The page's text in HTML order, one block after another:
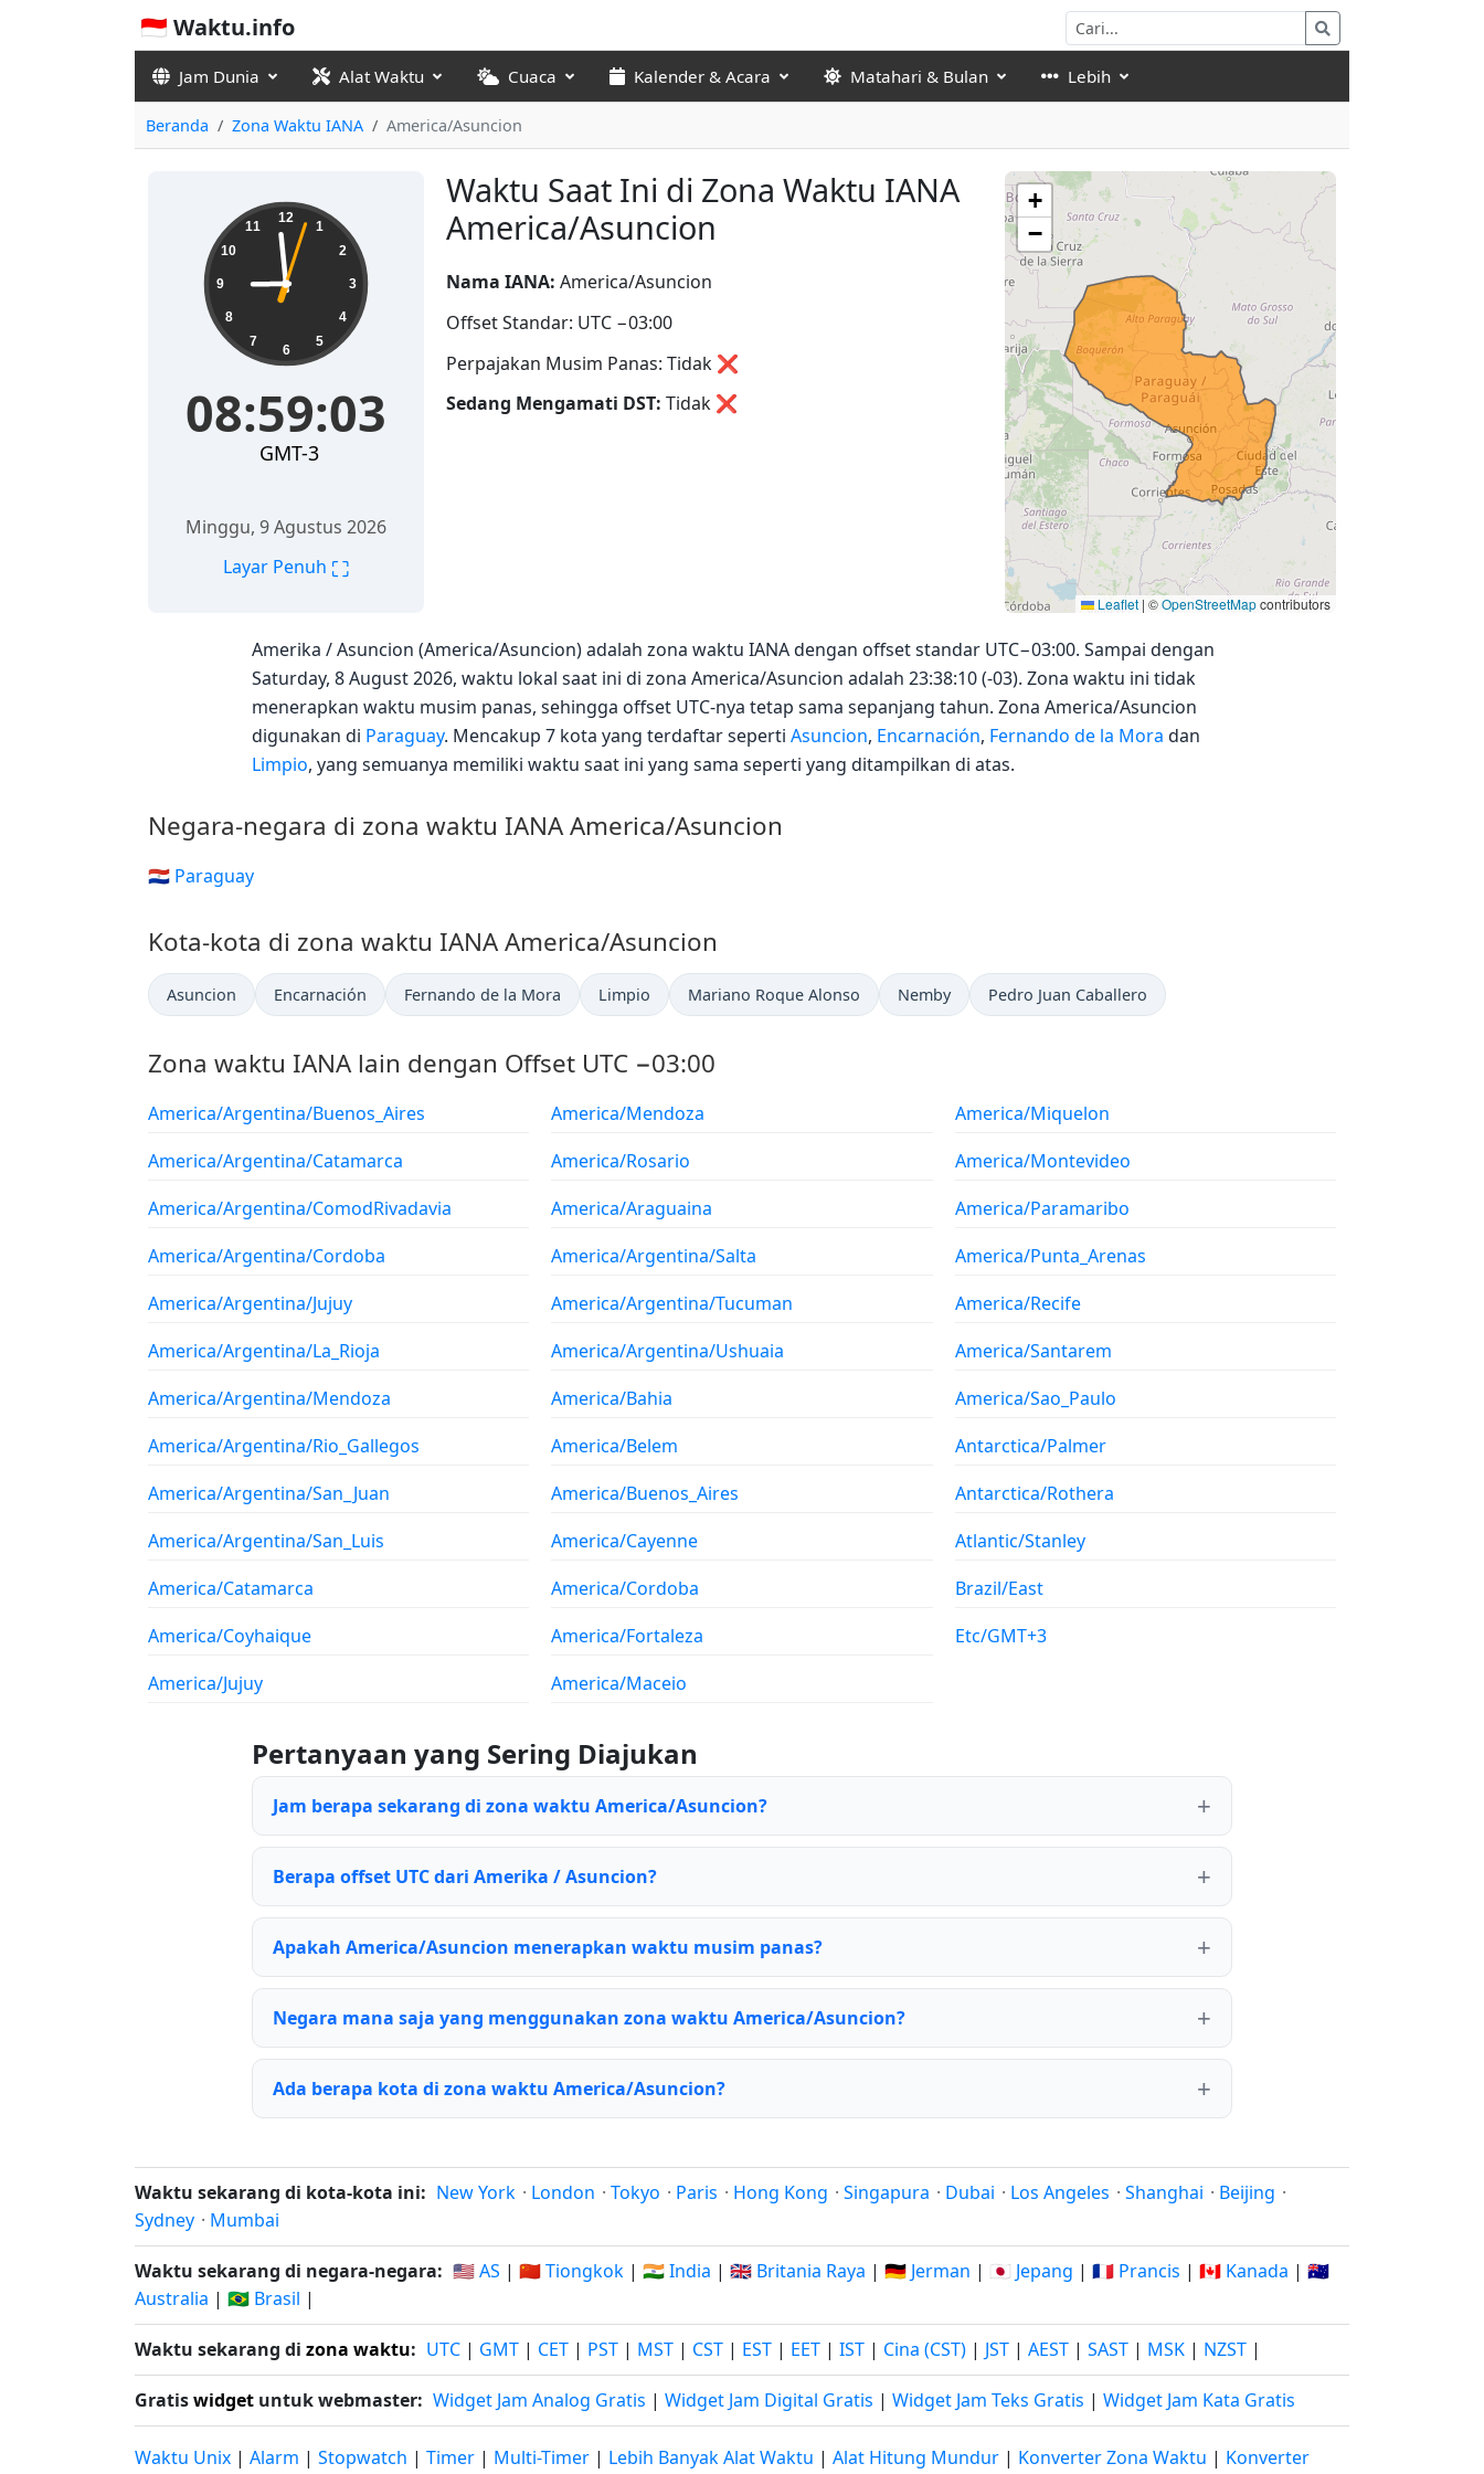
🇮🇩 Waktu.info
Jam Dunia Alat Waktu Cuaca Kalender & Acara Matahari & Bulan Lebih
Beranda Zona Waktu IANA America/Asuncion
Waktu Saat Ini di Zona Waktu IANA
America/Asuncion
08:59:03 12
1
2
3
4
5
6
7
8
9
10
11
08:59:03
GMT-3
Minggu, 9 Agustus 2026
Layar Penuh ⛶
Nama IANA: America/Asuncion
Offset Standar: UTC −03:00
Perpajakan Musim Panas: Tidak ❌
Sedang Mengamati DST: Tidak ❌
+
−
Leaflet | ©OpenStreetMapcontributors
Amerika / Asuncion (America/Asuncion) adalah zona waktu IANA dengan offset standar UTC−03:00. Sampai dengan
Saturday, 8 August 2026, waktu lokal saat ini di zona America/Asuncion adalah 23:38:10 (-03). Zona waktu ini tidak
menerapkan waktu musim panas, sehingga offset UTC-nya tetap sama sepanjang tahun. Zona America/Asuncion
digunakan di Paraguay. Mencakup 7 kota yang terdaftar seperti Asuncion, Encarnación, Fernando de la Mora dan
Limpio, yang semuanya memiliki waktu saat ini yang sama seperti yang ditampilkan di atas.
Negara-negara di zona waktu IANA America/Asuncion
🇵🇾 Paraguay
Kota-kota di zona waktu IANA America/Asuncion
Asuncion Encarnación Fernando de la Mora Limpio Mariano Roque Alonso Nemby Pedro Juan Caballero
Zona waktu IANA lain dengan Offset UTC −03:00
America/Argentina/Buenos_Aires
America/Argentina/Catamarca
America/Argentina/ComodRivadavia
America/Argentina/Cordoba
America/Argentina/Jujuy
America/Argentina/La_Rioja
America/Argentina/Mendoza
America/Argentina/Rio_Gallegos
America/Argentina/San_Juan
America/Argentina/San_Luis
America/Catamarca
America/Coyhaique
America/Jujuy
America/Mendoza
America/Rosario
America/Araguaina
America/Argentina/Salta
America/Argentina/Tucuman
America/Argentina/Ushuaia
America/Bahia
America/Belem
America/Buenos_Aires
America/Cayenne
America/Cordoba
America/Fortaleza
America/Maceio
America/Miquelon
America/Montevideo
America/Paramaribo
America/Punta_Arenas
America/Recife
America/Santarem
America/Sao_Paulo
Antarctica/Palmer
Antarctica/Rothera
Atlantic/Stanley
Brazil/East
Etc/GMT+3
Pertanyaan yang Sering Diajukan
Jam berapa sekarang di zona waktu America/Asuncion?
Berapa offset UTC dari Amerika / Asuncion?
Apakah America/Asuncion menerapkan waktu musim panas?
Negara mana saja yang menggunakan zona waktu America/Asuncion?
Ada berapa kota di zona waktu America/Asuncion?
Waktu sekarang di kota-kota ini: New York · London · Tokyo · Paris · Hong Kong · Singapura · Dubai · Los Angeles · Shanghai · Beijing ·
Sydney · Mumbai
Waktu sekarang di negara-negara: 🇺🇸 AS | 🇨🇳 Tiongkok | 🇮🇳 India | 🇬🇧 Britania Raya | 🇩🇪 Jerman | 🇯🇵 Jepang | 🇫🇷 Prancis | 🇨🇦 Kanada | 🇦🇺
Australia | 🇧🇷 Brasil |
Waktu sekarang di zona waktu: UTC | GMT | CET | PST | MST | CST | EST | EET | IST | Cina (CST) | JST | AEST | SAST | MSK | NZST |
Gratiswidget untuk webmaster: Widget Jam Analog Gratis | Widget Jam Digital Gratis | Widget Jam Teks Gratis | Widget Jam Kata Gratis
Waktu Unix | Alarm | Stopwatch | Timer | Multi-Timer | Lebih Banyak Alat Waktu | Alat Hitung Mundur | Konverter Zona Waktu | Konverter